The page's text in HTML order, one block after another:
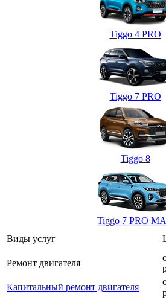
Tiggo 4 PRO
Tiggo 7 PRO
Tiggo 8
Tiggo 7 PRO
Виды услуг
Ремонт двигателя
Капитальный ремонт двигателя